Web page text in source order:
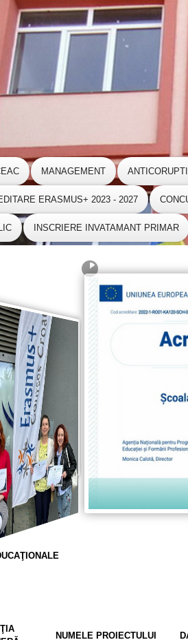
MANAGEMENT
ERASMUS+ 2023 - 2027
INSCRIERE INVATAMANT PRIMAR
NUMELE PROIECTULUI